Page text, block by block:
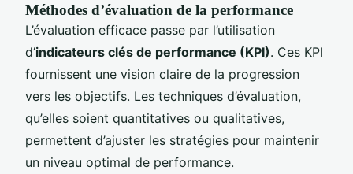
Méthodes d’évaluation de la performance
L’évaluation efficace passe par l’utilisation
d’indicateurs clés de performance (KPI). Ces KPI
fournissent une vision claire de la progression
vers les objectifs. Les techniques d’évaluation,
qu’elles soient quantitatives ou qualitatives,
permettent d’ajuster les stratégies pour maintenir
un niveau optimal de performance.